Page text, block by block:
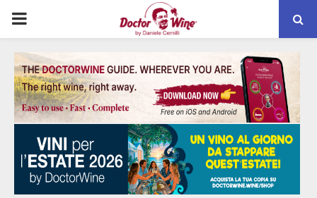
PRIMARY
MENU